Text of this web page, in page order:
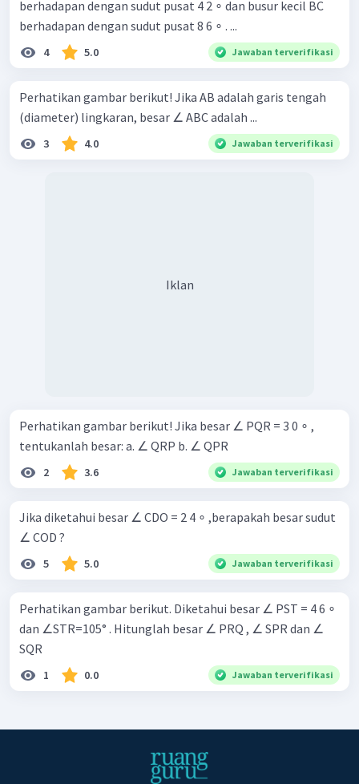
berhadapan dengan sudut pusat 4 2 ∘ dan busur kecil BC
berhadapan dengan sudut pusat 8 6 ∘ . ...
4 5.0 Jawaban terverifikasi
Perhatikan gambar berikut! Jika AB adalah garis tengah
(diameter) lingkaran, besar ∠ ABC adalah ...
3 4.0 Jawaban terverifikasi
Iklan
Perhatikan gambar berikut! Jika besar ∠ PQR = 3 0 ∘ ,
tentukanlah besar: a. ∠ QRP b. ∠ QPR
2 3.6 Jawaban terverifikasi
Jika diketahui besar ∠ CDO = 2 4 ∘ ,berapakah besar sudut
∠ COD ?
5 5.0 Jawaban terverifikasi
Perhatikan gambar berikut. Diketahui besar ∠ PST = 4 6 ∘
dan ∠STR=105° . Hitunglah besar ∠ PRQ , ∠ SPR dan ∠
SQR
1 0.0 Jawaban terverifikasi